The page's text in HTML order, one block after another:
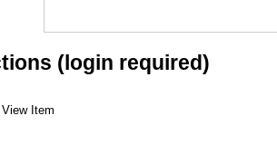
(login required)
View Item